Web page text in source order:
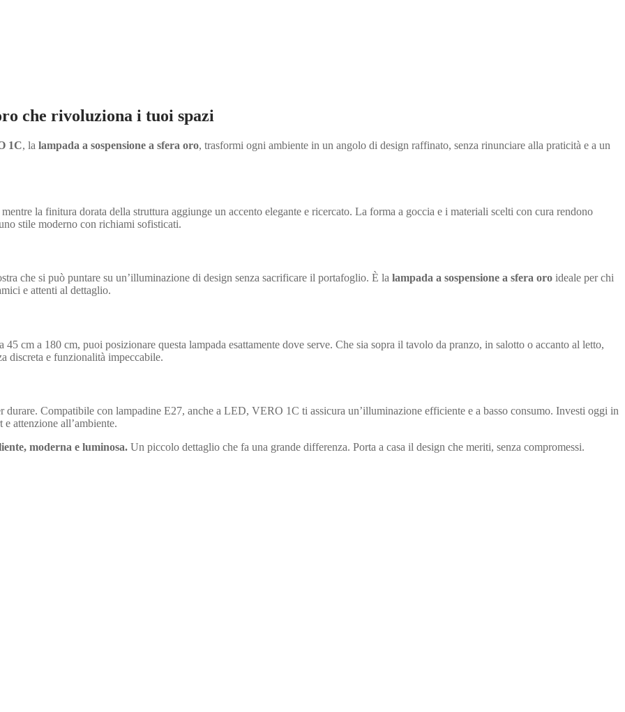
che rivoluziona i tuoi spazi
1C, la lampada a sospensione a sfera oro, trasformi ogni ambiente in un angolo di design raffinato, senza rinunciare alla praticità e a un
la finitura dorata della struttura aggiunge un accento elegante e ricercato. La forma a goccia e i materiali scelti con cura rendono
stile moderno con richiami sofisticati.
che si può puntare su un’illuminazione di design senza sacrificare il portafoglio. È la lampada a sospensione a sfera oro ideale per chi
e attenti al dettaglio.
cm a 180 cm, puoi posizionare questa lampada esattamente dove serve. Che sia sopra il tavolo da pranzo, in salotto o accanto al letto,
discreta e funzionalità impeccabile.
Compatibile con lampadine E27, anche a LED, VERO 1C ti assicura un’illuminazione efficiente e a basso consumo. Investi oggi in
attenzione all’ambiente.
moderna e luminosa. Un piccolo dettaglio che fa una grande differenza. Porta a casa il design che meriti, senza compromessi.